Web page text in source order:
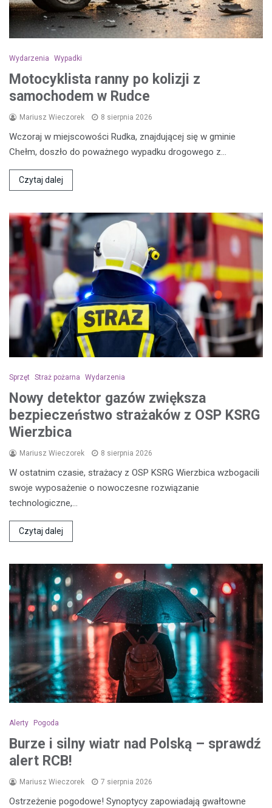
Wydarzenia Wypadki
Motocyklista ranny po kolizji z
samochodem w Rudce
Mariusz Wieczorek 8 sierpnia 2026
Wczoraj w miejscowości Rudka, znajdującej się w gminie
Chełm, doszło do poważnego wypadku drogowego z…
Czytaj dalej
Sprzęt Straż pożarna Wydarzenia
Nowy detektor gazów zwiększa
bezpieczeństwo strażaków z OSP KSRG
Wierzbica
Mariusz Wieczorek 8 sierpnia 2026
W ostatnim czasie, strażacy z OSP KSRG Wierzbica wzbogacili
swoje wyposażenie o nowoczesne rozwiązanie
technologiczne,…
Czytaj dalej
Alerty Pogoda
Burze i silny wiatr nad Polską – sprawdź
alert RCB!
Mariusz Wieczorek 7 sierpnia 2026
Ostrzeżenie pogodowe! Synoptycy zapowiadają gwałtowne